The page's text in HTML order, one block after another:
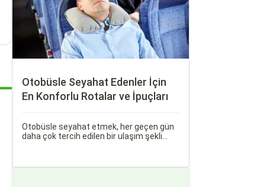
Otobüsle Seyahat Edenler İçin
En Konforlu Rotalar ve İpuçları
Otobüsle seyahat etmek, her geçen gün
daha çok tercih edilen bir ulaşım şekli